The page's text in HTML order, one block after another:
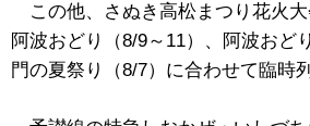
この他、さぬき高松まつり花火
阿波おどり（8/9～11）、阿波おど
門の夏祭り（8/7）に合わせて臨時